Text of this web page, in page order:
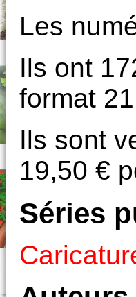
Les
Ils ont
format
Ils sont
19,50 €
Séries